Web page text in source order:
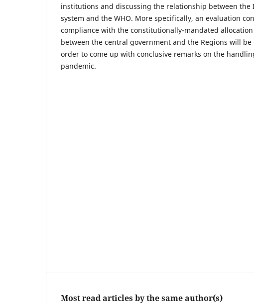
institutions and discussing the relationship between the
system and the WHO. More specifically, an evaluation
compliance with the constitutionally-mandated allocation
between the central government and the Regions will be
order to come up with conclusive remarks on the
pandemic.
Most read articles by the same author(s)